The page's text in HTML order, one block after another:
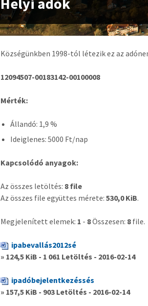
Községünkben 1998-tól létezik ez az
12094507-00183142-00100008
Mérték:
Állandó: 1,9 %
Ideiglenes: 5000 Ft/nap
Kapcsolódó anyagok:
Az összes letöltés: 8 file
Az összes file együttes mérete:530,0 KiB.
Megjelenített elemek: 1 - 8Összesen: 8 file.
ipabevallás2012sé
» 124,5 KiB - 1 061 Letöltés - 2016-02-14
ipadóbejelentkezéssés
» 157,5 KiB - 903 Letöltés - 2016-02-14